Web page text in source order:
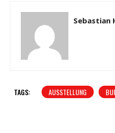
Sebastian
TAGS: AUSSTELLUNG